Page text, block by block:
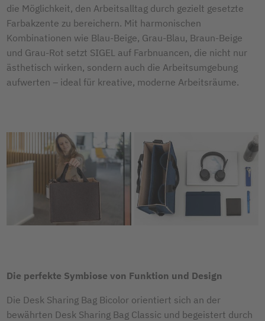
die Möglichkeit, den Arbeitsalltag durch gezielt gesetzte
Farbakzente zu bereichern. Mit harmonischen
Kombinationen wie Blau-Beige, Grau-Blau, Braun-Beige
und Grau-Rot setzt SIGEL auf Farbnuancen, die nicht nur
ästhetisch wirken, sondern auch die Arbeitsumgebung
aufwerten – ideal für kreative, moderne Arbeitsräume.
Die perfekte Symbiose von Funktion und Design
Die Desk Sharing Bag Bicolor orientiert sich an der
bewährten Desk Sharing Bag Classic und begeistert durch